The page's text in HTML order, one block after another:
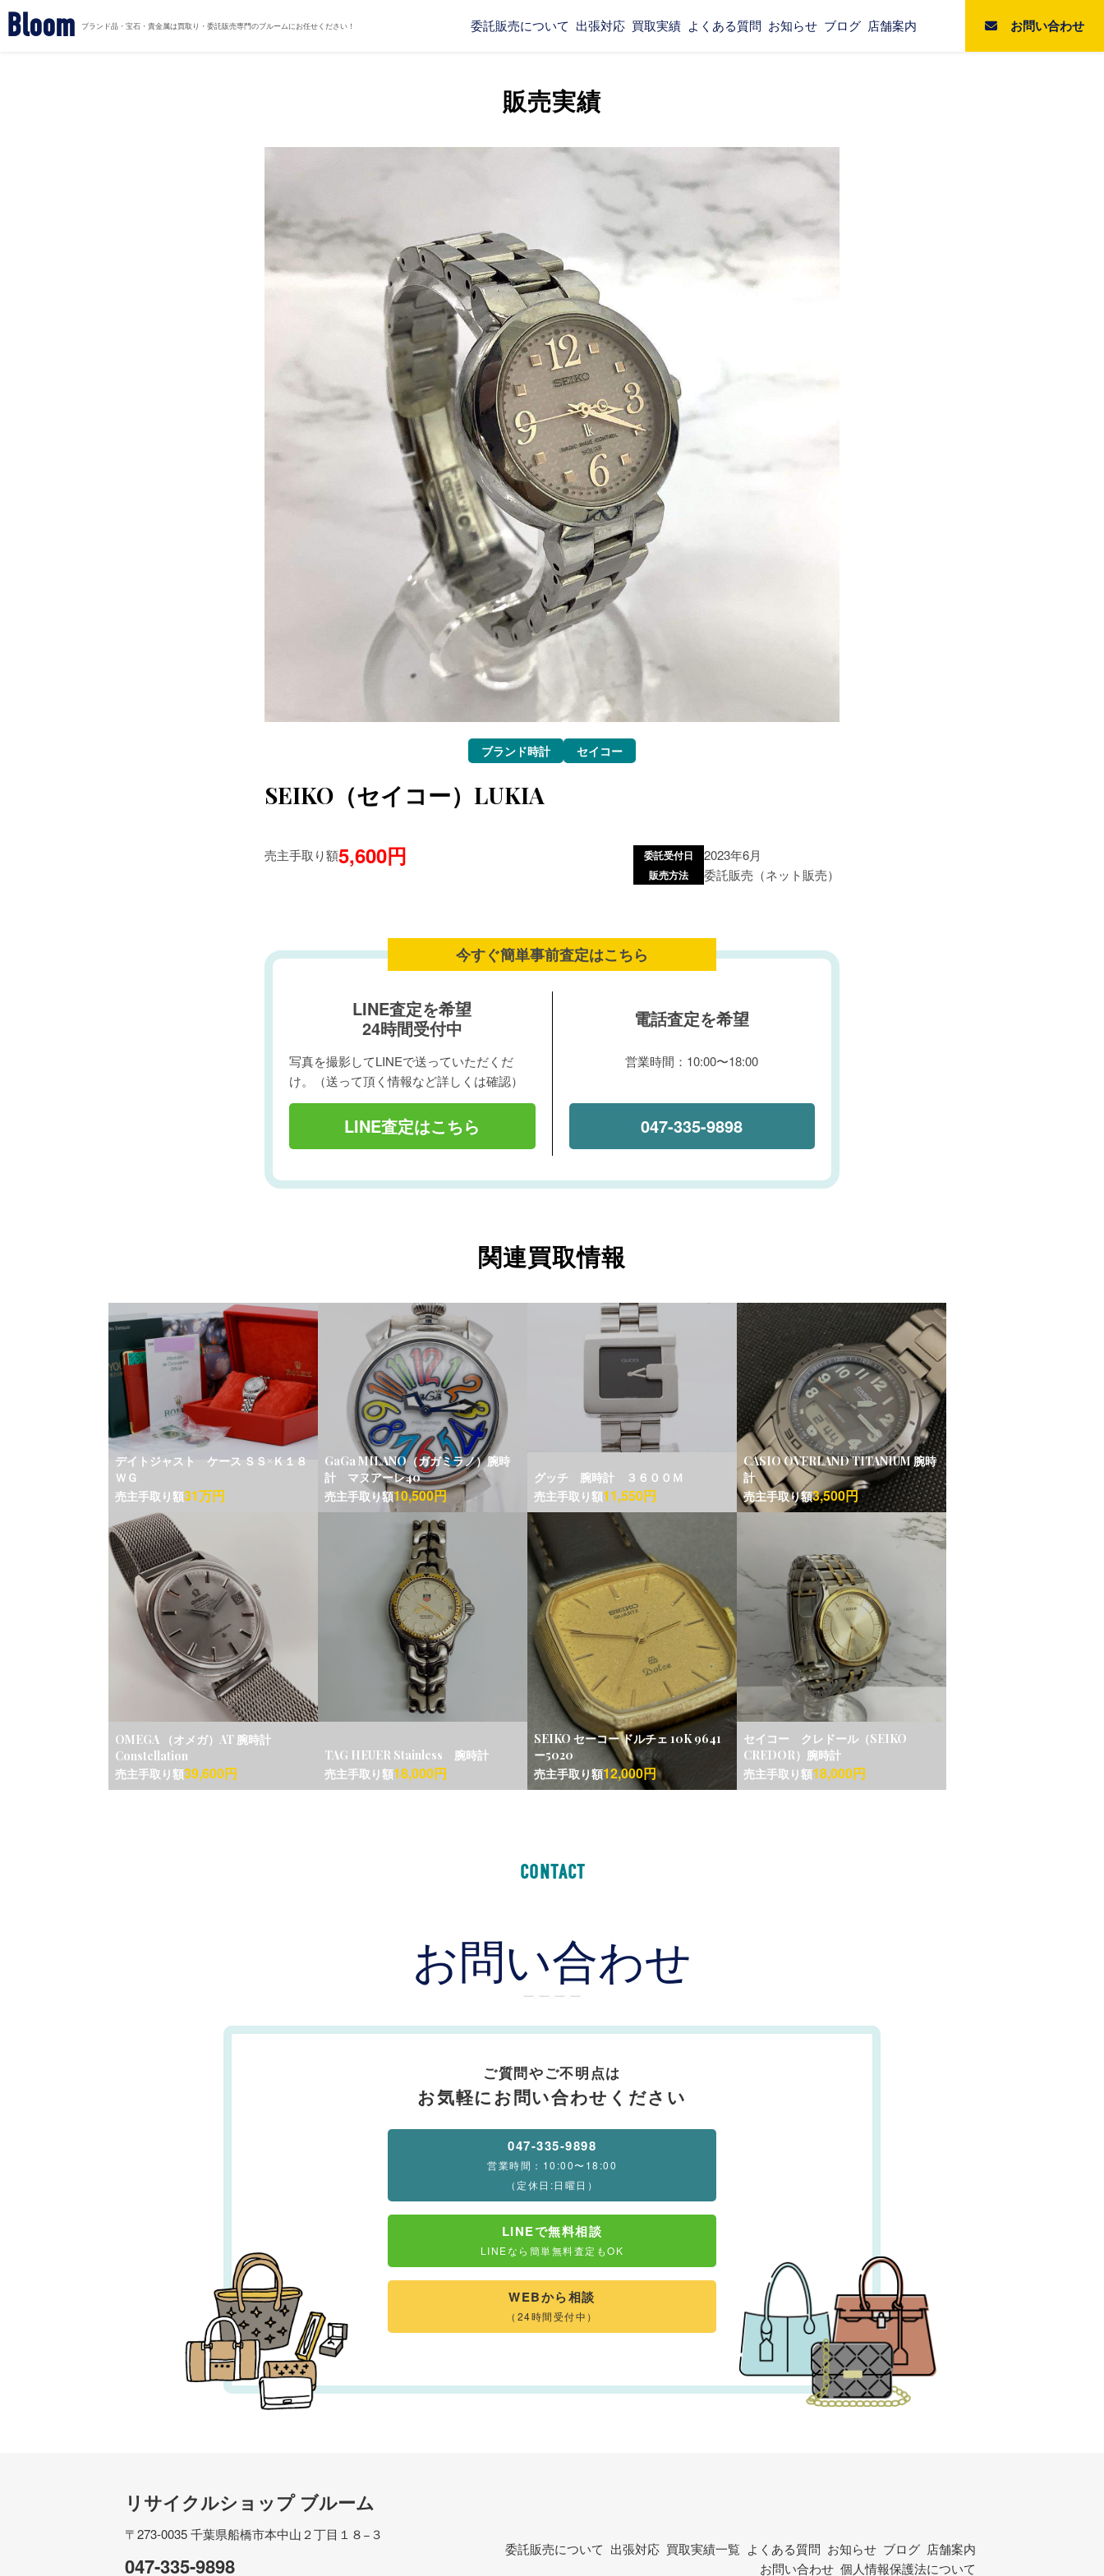
Bloom ブランド品・宝石・貴金属は買取り・委託販売専門のブルームにお任せください！ 委託販売について 出張対応 買取実績 よくある質問 お知らせ ブログ 店舗案内 お問い合わせ
販売実績
ブランド時計 セイコー
SEIKO（セイコー）LUKIA
売主手取り額5,600円 委託受付日 2023年6月
販売方法 委託販売（ネット販売）
今すぐ簡単事前査定はこちら
LINE査定を希望
24時間受付中
写真を撮影してLINEで送っていただくだ
け。（送って頂く情報など詳しくは確認）
LINE査定はこちら
電話査定を希望
営業時間：10:00〜18:00
047-335-9898
関連買取情報
デイトジャスト ケース ＳＳ×Ｋ１８
ＷＧ
売主手取り額31万円
GaGa MILANO（ガガミラノ）腕時
計 マヌアーレ40
売主手取り額10,500円
グッチ 腕時計 ３６００Ｍ
売主手取り額11,550円
CASIO OVERLAND TITANIUM 腕時
計
売主手取り額3,500円
OMEGA （オメガ）AT 腕時計
Constellation
売主手取り額39,600円
TAG HEUER Stainless 腕時計
売主手取り額18,000円
SEIKO セーコー ドルチェ 10K 9641
ー5020
売主手取り額12,000円
セイコー クレドール（SEIKO
CREDOR）腕時計
売主手取り額18,000円
CONTACT
お問い合わせ
ー ー ー ー
ご質問やご不明点は
お気軽にお問い合わせください
047-335-9898
営業時間：10:00〜18:00
（定休日:日曜日）
LINEで無料相談
LINEなら簡単無料査定もOK
WEBから相談
（24時間受付中）
リサイクルショップ ブルーム
〒273-0035千葉県船橋市本中山２丁目１８−３
047-335-9898
委託販売について 出張対応 買取実績一覧 よくある質問 お知らせ ブログ 店舗案内
お問い合わせ 個人情報保護法について